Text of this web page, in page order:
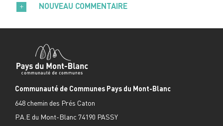
NOUVEAU COMMENTAIRE
Communauté de Communes Pays du Mont-Blanc
648 chemin des Prés Caton
P.A.E du Mont-Blanc 74190 PASSY